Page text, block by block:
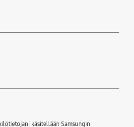
käsitellään Samsungin